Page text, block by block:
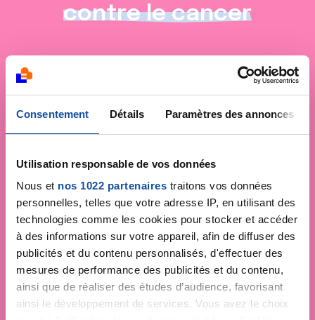
Consentement Détails Paramètres des annonces
Utilisation responsable de vos données
Nous et nos 1022 partenaires traitons vos données
personnelles, telles que votre adresse IP, en utilisant des
technologies comme les cookies pour stocker et accéder
à des informations sur votre appareil, afin de diffuser des
publicités et du contenu personnalisés, d'effectuer des
mesures de performance des publicités et du contenu,
ainsi que de réaliser des études d’audience, favorisant
ainsi le développement de services. Vous avez le choix
contre le cancer